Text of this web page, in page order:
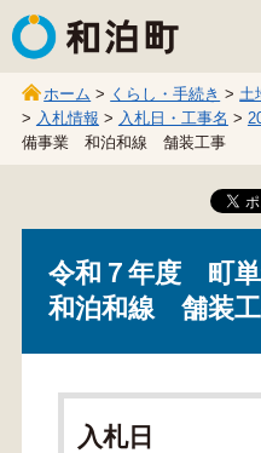
和泊町
ホーム > くらし・手続き >土
> 入札情報 > 入札日・工事名 >
備事業 和泊和線 舗装工事
令和７年度 町
和泊和線 舗装
入札日